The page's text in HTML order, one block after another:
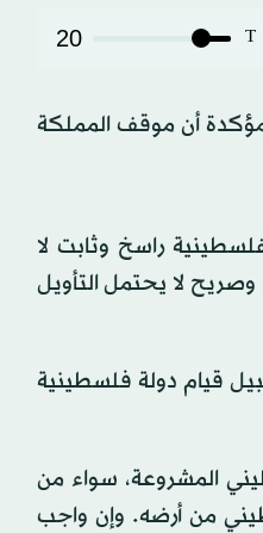
90%
T
20
مؤكدة أن موقف المملكة
راسخ وثابت لا
لا يحتمل التأويل
قيام دولة فلسطينية
المشروعة، سواء من
من أرضه. وإن واجب